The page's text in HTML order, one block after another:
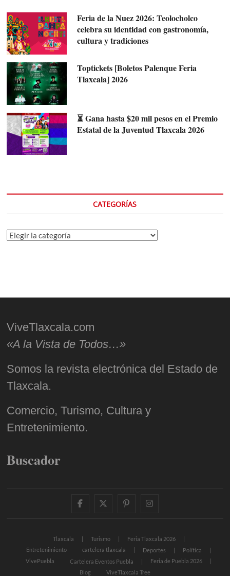
Feria de la Nuez 2026: Teolocholco
celebra su identidad con gastronomía,
cultura y tradiciones
Toptickets [Boletos Palenque Feria
Tlaxcala] 2026
⏳ Gana hasta $20 mil pesos en el Premio
Estatal de la Juventud Tlaxcala 2026
CATEGORÍAS
Categorías
ViveTlaxcala.com
«A la Vista de Todos…»
Somos la revista electrónica del Estado de
Tlaxcala.
Comercio, Turismo, Cultura y
Entretenimiento.
Buscador
facebooktwitter
pinterestinstagram
Tlaxcala Turismo
Feria Tlaxcala 2026
Entretenimiento
cartelera tlaxcala Deportes
Política
VivePuebla
Cartelera Eventos Puebla
Feria de Puebla 2026
Blog
ViveTlaxcala Tree